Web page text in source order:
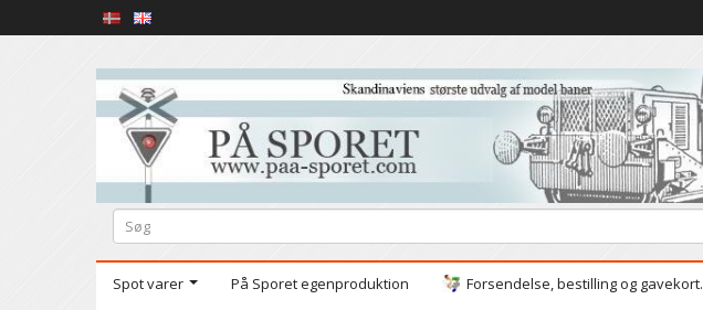
Spot varer På Sporet egenproduktion Forsendelse, bestilling og gavekort.